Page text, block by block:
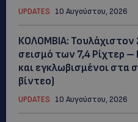
UPDATES 10 Αυγούστου, 2026
ΚΟΛΟΜΒΙΑ: Τουλάχιστον
σεισμό των 7,4 Ρίχτερ –
και εγκλωβισμένοι στα
βίντεο)
UPDATES 10 Αυγούστου, 2026